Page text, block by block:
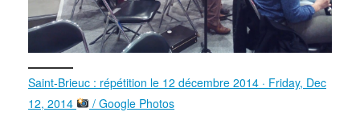
Saint-Brieuc : répétition le 12 décembre 2014 · Friday, Dec
12, 2014
/ Google Photos